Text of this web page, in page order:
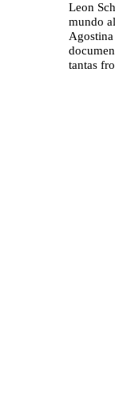
Leon
mundo
tantas